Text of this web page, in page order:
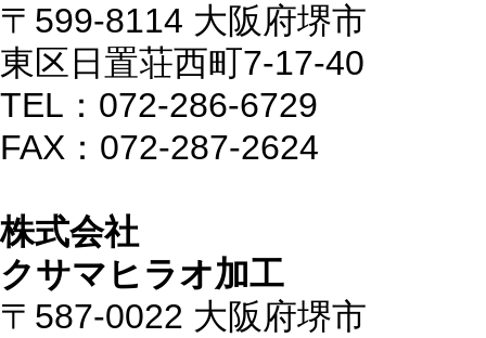
〒599-8114 大阪府堺市
東区日置荘西町7-17-40
TEL：072-286-6729
FAX：072-287-2624
株式会社
クサマヒラオ加工
〒587-0022 大阪府堺市